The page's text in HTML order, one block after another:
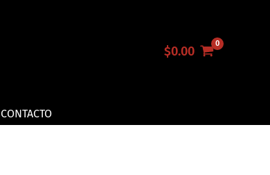
$0.00
CONTACTO